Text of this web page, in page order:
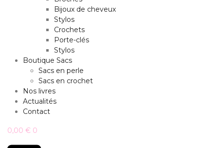
Bijoux de cheveux
Stylos
Crochets
Porte-clés
Stylos
Boutique Sacs
Sacs en perle
Sacs en crochet
Nos livres
Actualités
Contact
0,00 € 0